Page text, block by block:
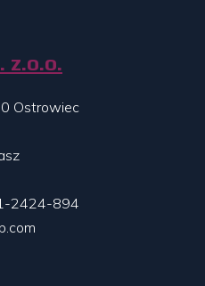
z.o.o.
Ostrowiec
2424-894